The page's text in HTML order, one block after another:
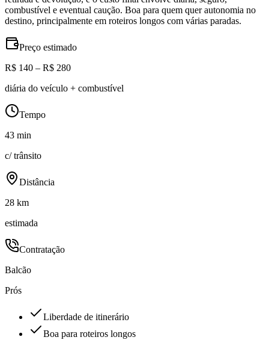
combustível e eventual caução. Boa para quem quer autonomia no
destino, principalmente em roteiros longos com várias paradas.
Preço estimado
R$ 140 – R$ 280
diária do veículo + combustível
Tempo
43 min
c/ trânsito
Distância
28 km
estimada
Contratação
Balcão
Prós
Liberdade de itinerário
Boa para roteiros longos